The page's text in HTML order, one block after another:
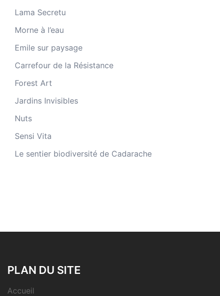
Lama Secretu
Morne à l’eau
Emile sur paysage
Carrefour de la Résistance
Forest Art
Jardins Invisibles
Nuts
Sensi Vita
Le sentier biodiversité de Cadarache
PLAN DU SITE
Accueil